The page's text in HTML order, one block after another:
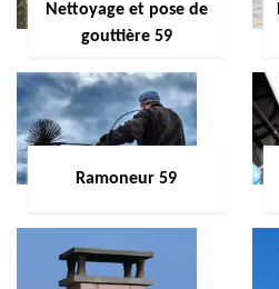
Nettoyage et pose de
gouttière 59
Ramoneur 59